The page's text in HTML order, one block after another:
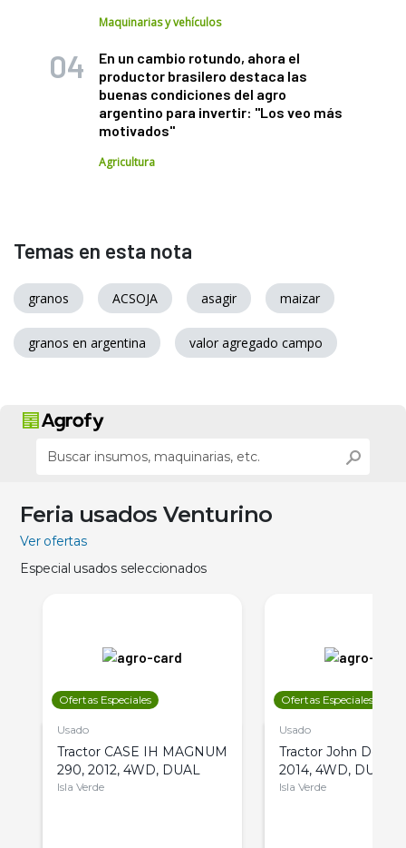
Maquinarias y vehículos
En un cambio rotundo, ahora el
productor brasilero destaca las
buenas condiciones del agro
argentino para invertir: "Los veo más
motivados"
Agricultura
Temas en esta nota
granos ACSOJA asagir maizar
granos en argentina valor agregado campo
Feria usados Venturino
Ver ofertas
Especial usados seleccionados
Ofertas Especiales
Usado
Tractor CASE IH MAGNUM
290, 2012, 4WD, DUAL
Isla Verde
Ofertas Especiales
Usado
Tractor John Deere
2014, 4WD, DUAL
Isla Verde